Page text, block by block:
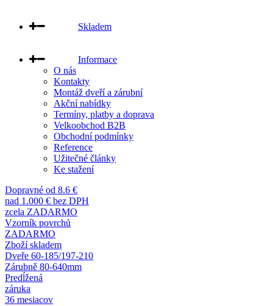
Skladem
Informace
O nás
Kontakty
Montáž dveří a zárubní
Akční nabídky
Termíny, platby a doprava
Velkoobchod B2B
Obchodní podmínky
Reference
Užitečné články
Ke stažení
Dopravné od 8.6 €
nad 1.000 € bez DPH
zcela ZADARMO
Vzorník povrchů
ZADARMO
Zboží skladem
Dveře 60-185/197-210
Zárubně 80-640mm
Predĺžená
záruka
36 mesiacov